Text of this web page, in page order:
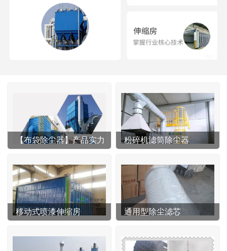
【布袋除尘器】产品实力 粉碎机滤筒除尘器
移动式喷漆伸缩房 通用型除尘滤芯